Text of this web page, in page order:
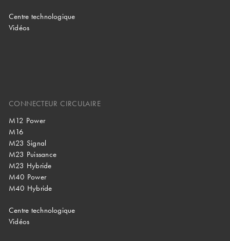
Centre technologique
Vidéos
CONNECTEUR CIRCULAIRE
M12 Power
M16
M23 Signal
M23 Puissance
M23 Hybride
M40 Power
M40 Hybride
Centre technologique
Vidéos